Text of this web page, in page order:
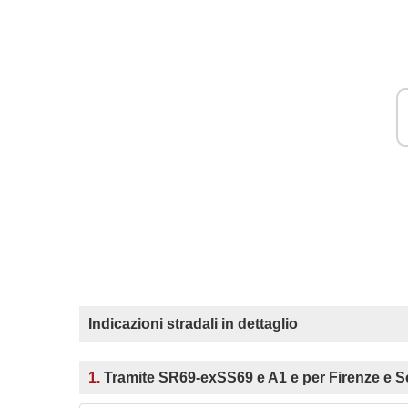
Indicazioni stradali in dettaglio
1. Tramite SR69-exSS69 e A1 e per Firenze e